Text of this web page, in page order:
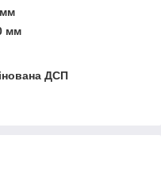
мм
ДСП